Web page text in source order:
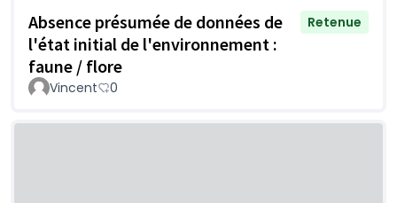
Absence présumée de données de
l'état initial de l'environnement :
faune / flore
Retenue
Vincent 0